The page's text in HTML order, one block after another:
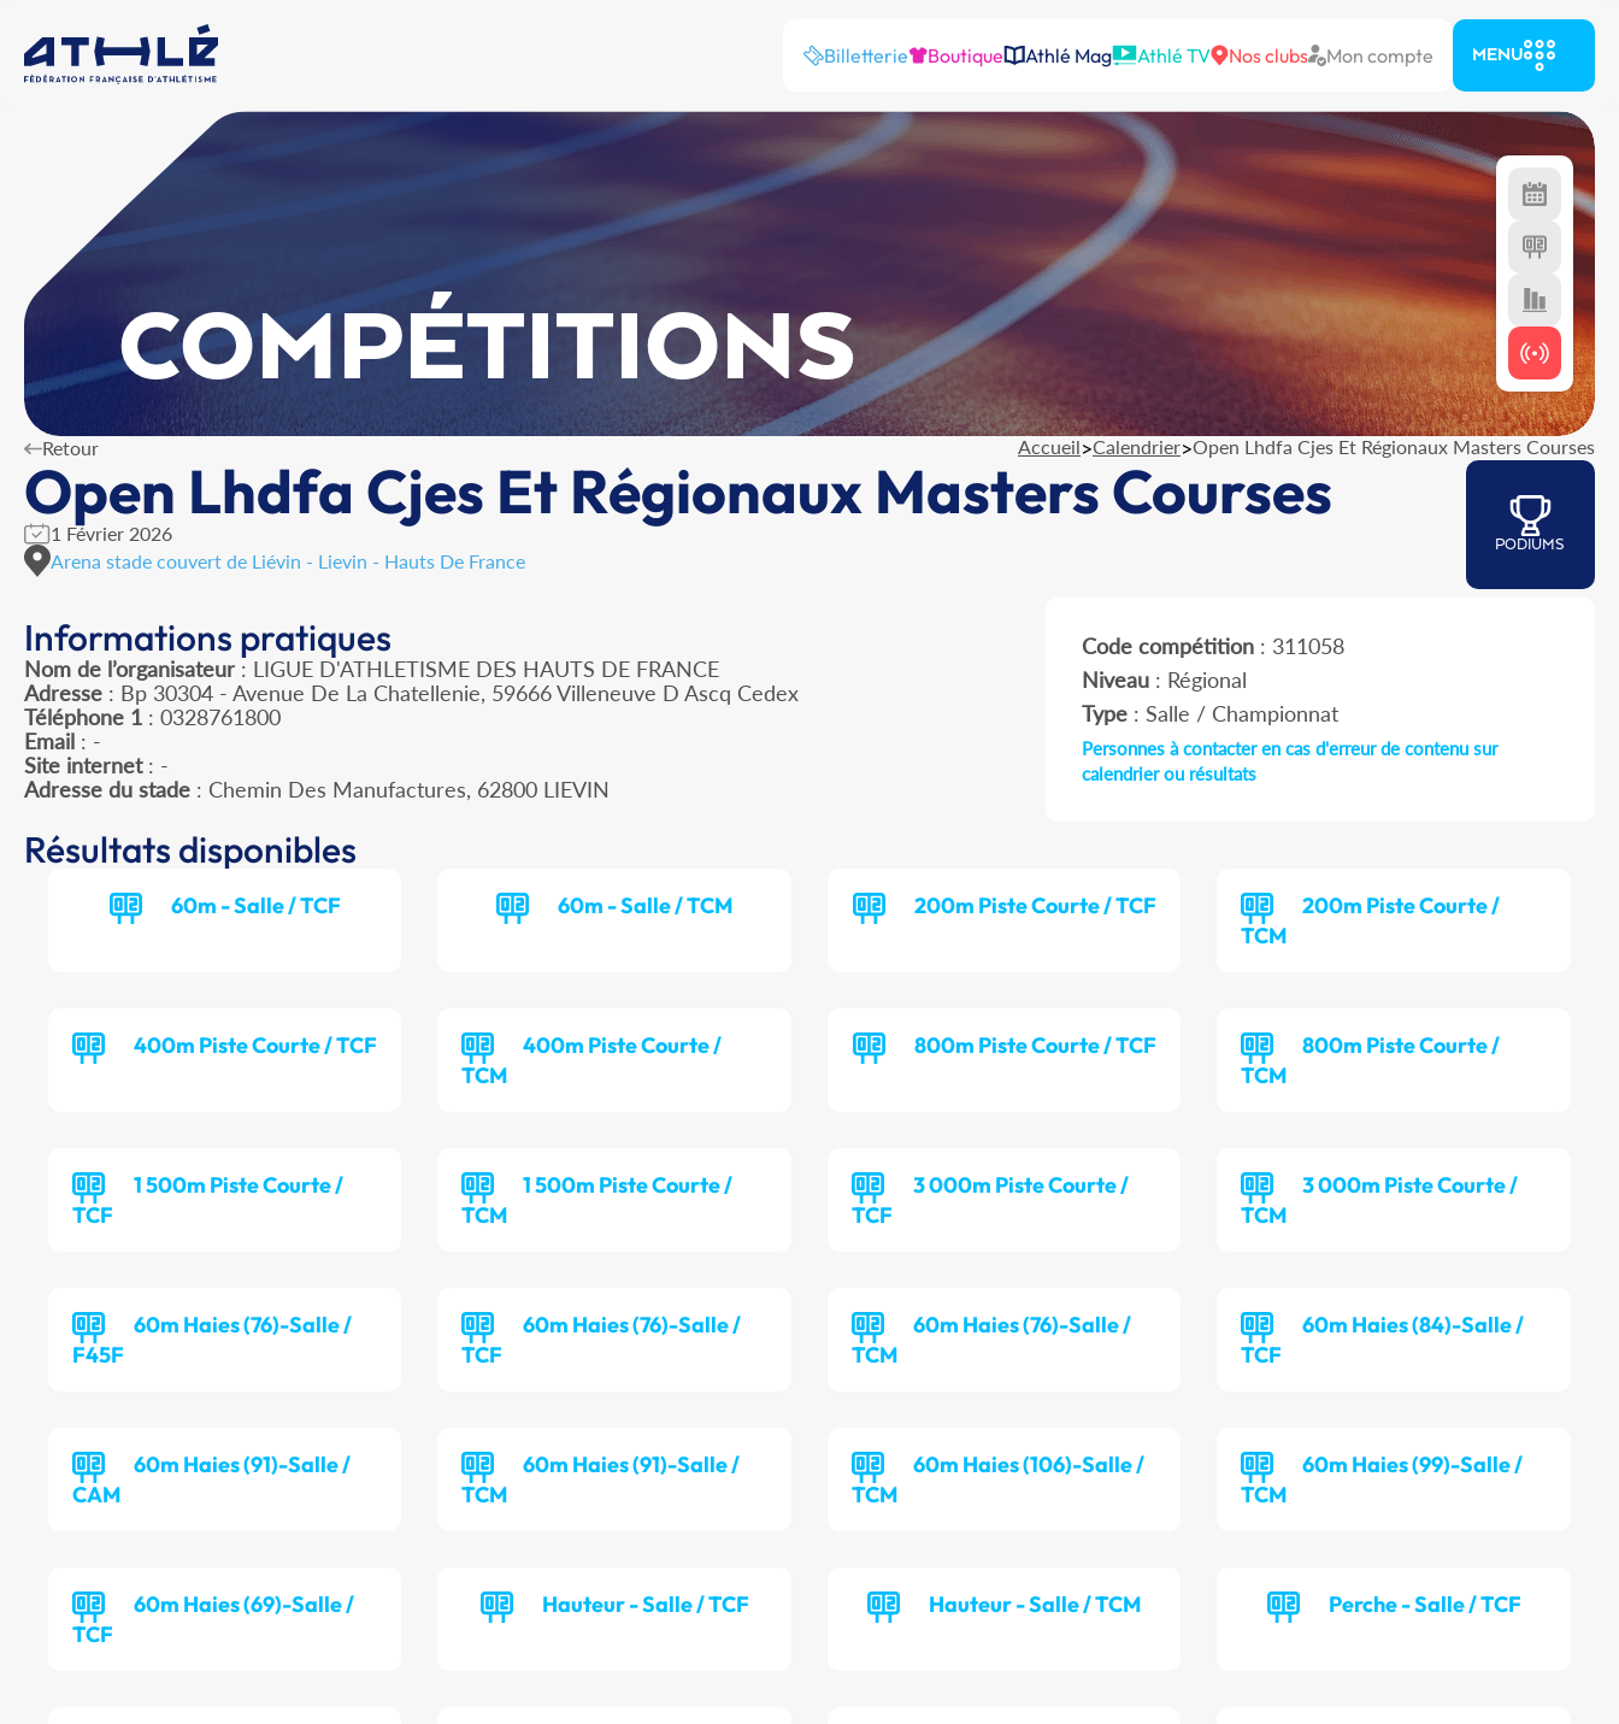
Billetterie Boutique Athlé Mag Athlé TV Nos clubs Mon compte MENU
COMPÉTITIONS
Retour Accueil>Calendrier>Open Lhdfa Cjes Et Régionaux Masters Courses
Open Lhdfa Cjes Et Régionaux Masters Courses
1 Février 2026
Arena stade couvert de Liévin - Lievin - Hauts De France
PODIUMS
Informations pratiques
Nom de l’organisateur : LIGUE D'ATHLETISME DES HAUTS DE FRANCE
Adresse : Bp 30304 - Avenue De La Chatellenie, 59666 Villeneuve D Ascq Cedex
Téléphone 1 : 0328761800
Email : -
Site internet: -
Adresse du stade : Chemin Des Manufactures, 62800 LIEVIN
Code compétition: 311058
Niveau: Régional
Type: Salle / Championnat
Personnes à contacter en cas d'erreur de contenu sur
calendrier ou résultats
Résultats disponibles
60m - Salle / TCF 60m - Salle / TCM 200m Piste Courte / TCF
200m Piste Courte /
TCM
400m Piste Courte / TCF
400m Piste Courte /
TCM
800m Piste Courte / TCF
800m Piste Courte /
TCM
1 500m Piste Courte /
TCF
1 500m Piste Courte /
TCM
3 000m Piste Courte /
TCF
3 000m Piste Courte /
TCM
60m Haies (76)-Salle /
F45F
60m Haies (76)-Salle /
TCF
60m Haies (76)-Salle /
TCM
60m Haies (84)-Salle /
TCF
60m Haies (91)-Salle /
CAM
60m Haies (91)-Salle /
TCM
60m Haies (106)-Salle /
TCM
60m Haies (99)-Salle /
TCM
60m Haies (69)-Salle /
TCF
Hauteur - Salle / TCF Hauteur - Salle / TCM Perche - Salle / TCF